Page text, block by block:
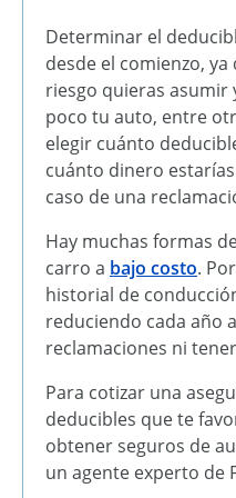
Determinar el
desde el comienzo,
riesgo quieras asumir
poco tu auto, entre
elegir cuánto
cuánto dinero
caso de una
Hay muchas formas
carro a bajo costo.
historial de
reduciendo cada año
reclamaciones ni
Para cotizar una
deducibles que te
obtener seguros de
un agente experto de